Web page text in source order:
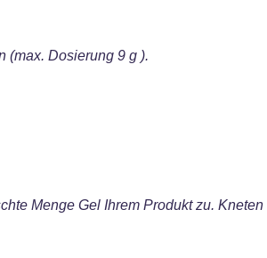
(max. Dosierung 9 g ).
Menge Gel Ihrem Produkt zu.